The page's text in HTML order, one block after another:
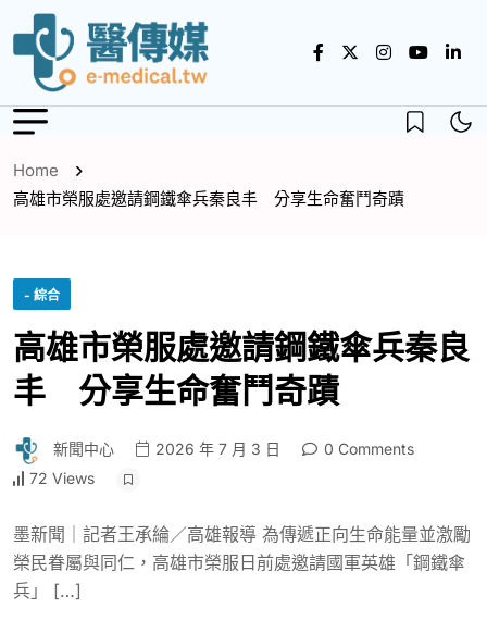
Home
高雄市榮服處邀請鋼鐵傘兵秦良丰 分享生命奮鬥奇蹟
- 綜合
高雄市榮服處邀請鋼鐵傘兵秦良
丰 分享生命奮鬥奇蹟
新聞中心 2026 年 7 月 3 日
0 Comments
72 Views
墨新聞｜記者王承綸／高雄報導 為傳遞正向生命能量並激勵
榮民眷屬與同仁，高雄市榮服日前處邀請國軍英雄「鋼鐵傘
兵」 […]